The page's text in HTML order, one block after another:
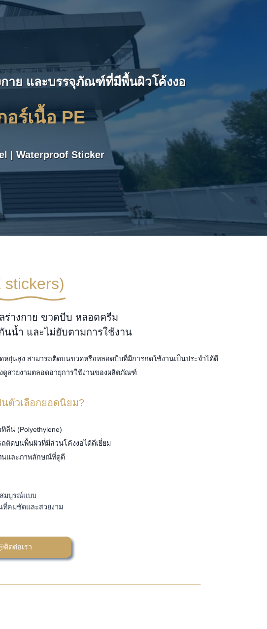
าย และบรรจุภัณฑ์ที่มีพื้นผิวโค้งงอ
ร์เนื้อ PE
| Waterproof Sticker
stickers)
ร่างกาย ขวดบีบ หลอดครีม
น้ำ และไม่ยับตามการใช้งาน
ยุ่นสูง สามารถติดบนขวดหรือหลอดบีบที่มีการกดใช้งานเป็นประจำได้ดี
สวยงามตลอดอายุการใช้งานของผลิตภัณฑ์
นตัวเลือกยอดนิยม?
ลีน (Polyethylene)
ดบนพื้นผิวที่มีส่วนโค้งงอได้ดีเยี่ยม
นและภาพลักษณ์ที่ดูดี
มบูรณ์แบบ
ที่คมชัดและสวยงาม
ติดต่อเรา